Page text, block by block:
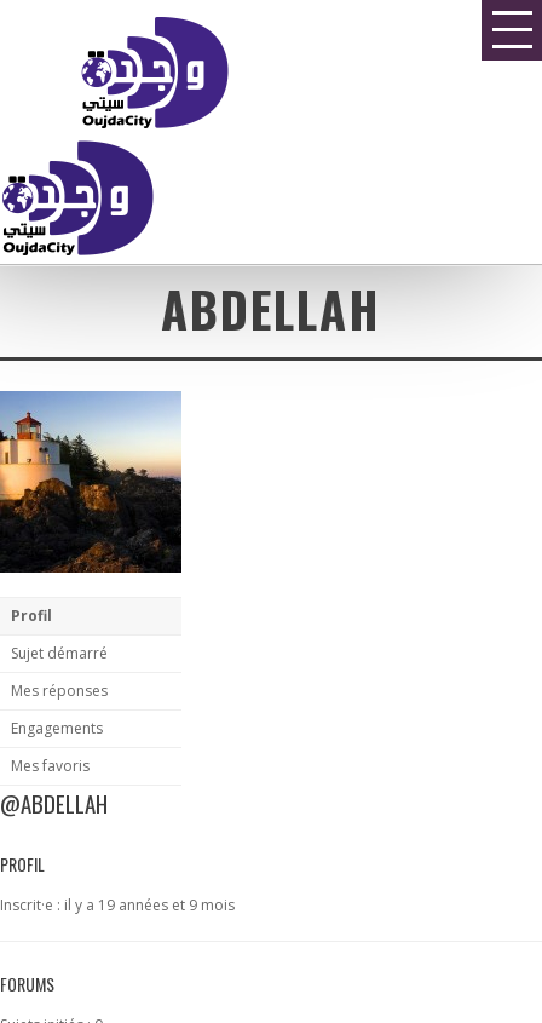
ABDELLAH
Profil
Sujet démarré
Mes réponses
Engagements
Mes favoris
@ABDELLAH
PROFIL
Inscrit·e : il y a 19 années et 9 mois
FORUMS